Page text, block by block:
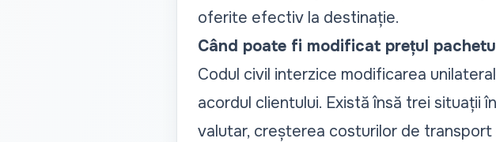
oferite efectiv la destinație.
Când poate fi modificat prețul
Codul civil interzice modificarea
acordul clientului. Există însă trei situații
valutar, creșterea costurilor de